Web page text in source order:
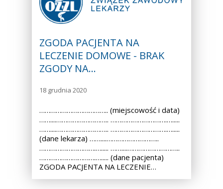
ZGODA PACJENTA NA
LECZENIE DOMOWE - BRAK
ZGODY NA…
18 grudnia 2020
……………………………….. (miejscowość i data)
……....……………………….. ………………………….….....
……....……………………….. ………………………….….....
(dane lekarza) ……....………………………..
………………………….…..... ……....………………………..
………………………….…..... (dane pacjenta)
ZGODA PACJENTA NA LECZENIE…